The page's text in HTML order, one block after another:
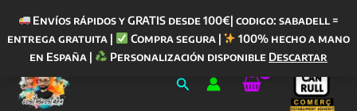
Envíos rápidos y GRATIS desde 100€| codigo: sabadell =
entrega gratuita |
Compra segura |
100% hecho a mano
en España |
Personalización disponible Descartar
contenido
Buscar